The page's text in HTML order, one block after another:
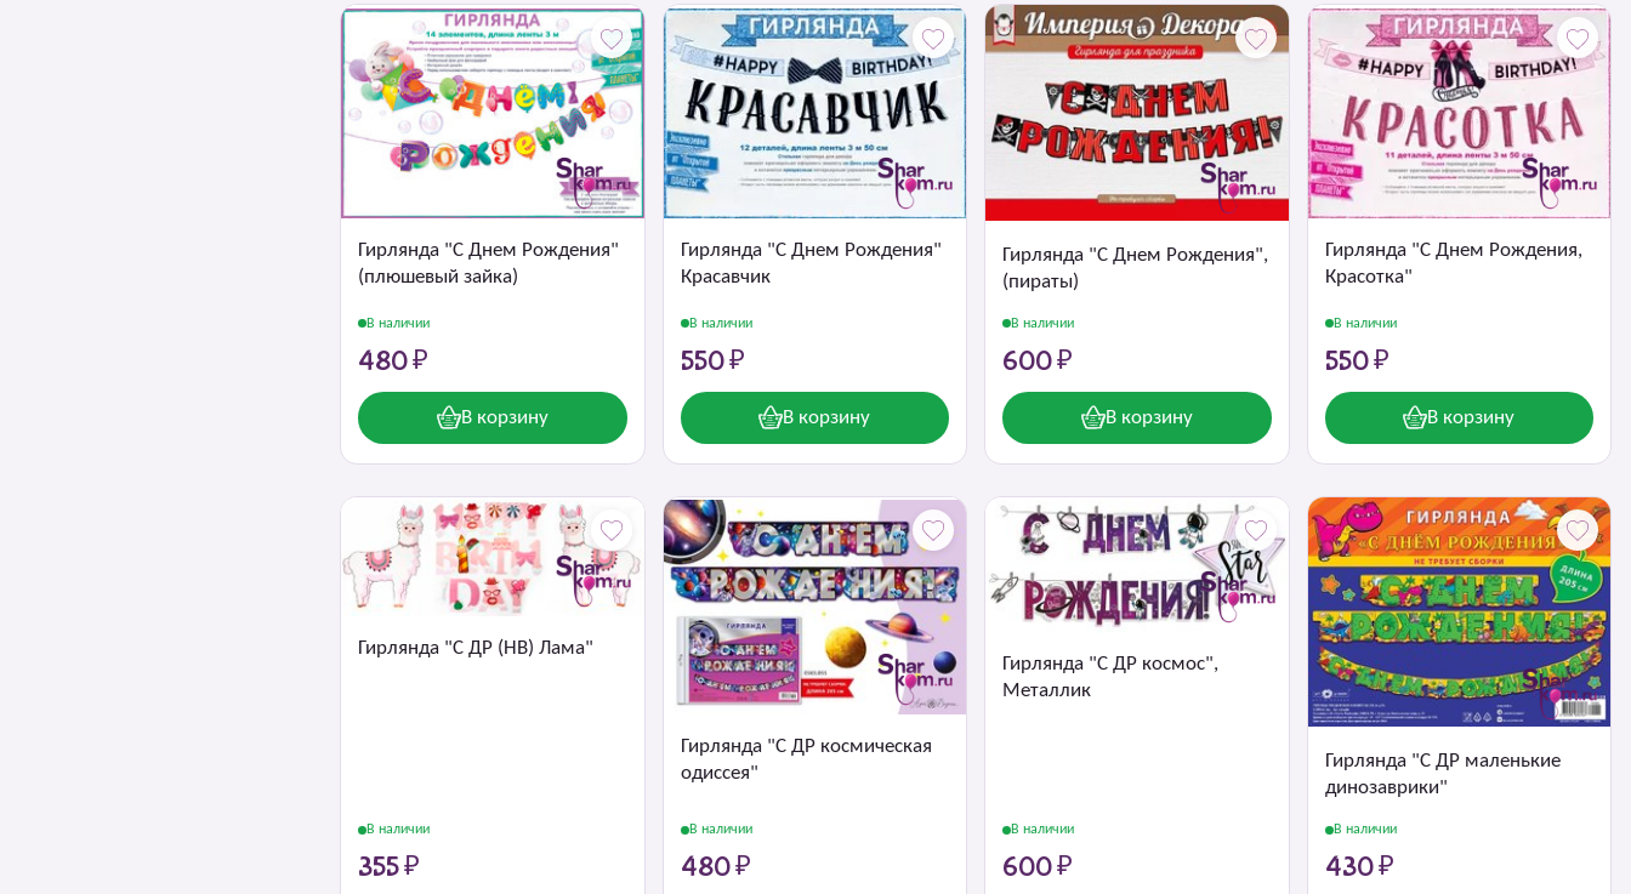
Гирлянда "С Днем Рождения"
(плюшевый зайка)
В наличии
480 ₽
В корзину
Гирлянда "С Днем Рождения"
Красавчик
В наличии
550 ₽
В корзину
Гирлянда "С Днем Рождения",
(пираты)
В наличии
600 ₽
В корзину
Гирлянда "С Днем Рождения,
Красотка"
В наличии
550 ₽
В корзину
Гирлянда "С ДР (НВ) Лама"
В наличии
355 ₽
Гирлянда "С ДР космическая
одиссея"
В наличии
480 ₽
Гирлянда "С ДР космос",
Металлик
В наличии
600 ₽
Гирлянда "С ДР маленькие
динозаврики"
В наличии
430 ₽